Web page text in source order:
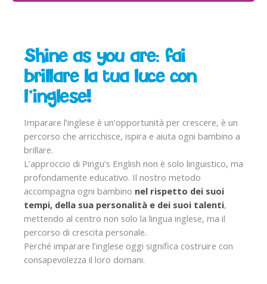
Shine as you are: fai
brillare la tua luce con
l’inglese!
Imparare l’inglese è un’opportunità per crescere, è un
percorso che arricchisce, ispira e aiuta ogni bambino a
brillare.
L’approccio di Pingu’s English non è solo linguistico, ma
profondamente educativo. Il nostro metodo
accompagna ogni bambino nel rispetto dei suoi
tempi, della sua personalità e dei suoi talenti,
mettendo al centro non solo la lingua inglese, ma il
percorso di crescita personale.
Perché imparare l’inglese oggi significa costruire con
consapevolezza il loro domani.